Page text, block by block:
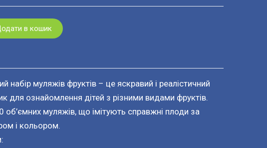
в кошик
набір муляжів фруктів – це яскравий і реалістичний
для ознайомлення дітей з різними видами фруктів.
об’ємних муляжів, що імітують справжні плоди за
і кольором.